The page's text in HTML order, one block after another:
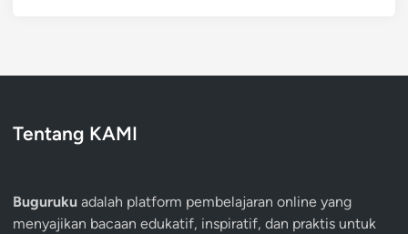
Tentang KAMI
Buguruku adalah platform pembelajaran online yang
menyajikan bacaan edukatif, inspiratif, dan praktis untuk